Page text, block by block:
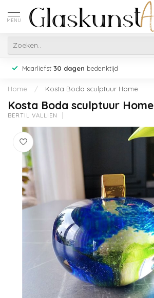
MENU
Maarliefst 30 dagen bedenktijd
Home / Kosta Boda sculptuur Home
Kosta Boda sculptuur Home
BERTIL VALLIEN